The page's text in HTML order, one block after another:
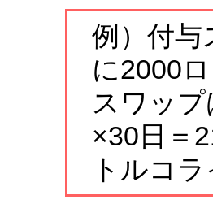
例）付与
に2000
スワッ
×30日＝
トルコ